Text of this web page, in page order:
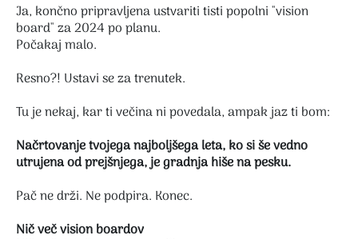
Ja, končno pripravljena ustvariti tisti popolni "vision
board" za 2024 po planu.
Počakaj malo.
Resno?! Ustavi se za trenutek.
Tu je nekaj, kar ti večina ni povedala, ampak jaz ti bom:
Načrtovanje tvojega najboljšega leta, ko si še vedno
utrujena od prejšnjega, je gradnja hiše na pesku.
Pač ne drži. Ne podpira. Konec.
Nič več vision boardov